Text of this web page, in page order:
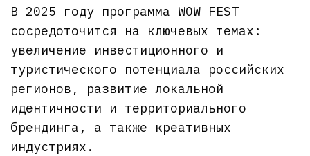
В 2025 году программа WOW FEST
сосредоточится на ключевых темах:
увеличение инвестиционного и
туристического потенциала российских
регионов, развитие локальной
идентичности и территориального
брендинга, а также креативных
индустриях.